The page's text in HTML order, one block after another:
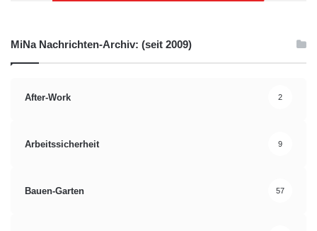
MiNa Nachrichten-Archiv: (seit 2009)
After-Work 2
Arbeitssicherheit 9
Bauen-Garten 57